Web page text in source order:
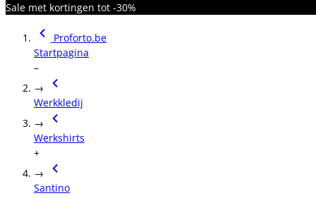
Sale met kortingen tot -30%
Proforto.be
Startpagina
–
→
Werkkledij
→
Werkshirts
+
→
Santino